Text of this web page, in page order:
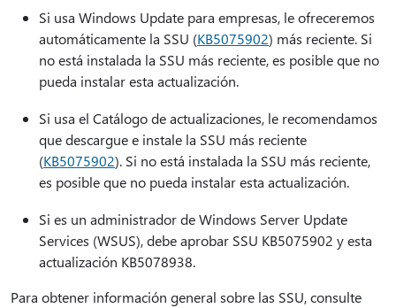
Si usa Windows Update para empresas, le ofreceremos
automáticamente la SSU (KB5075902) más reciente. Si
no está instalada la SSU más reciente, es posible que no
pueda instalar esta actualización.
Si usa el Catálogo de actualizaciones, le recomendamos
que descargue e instale la SSU más reciente
(KB5075902). Si no está instalada la SSU más reciente,
es posible que no pueda instalar esta actualización.
Si es un administrador de Windows Server Update
Services (WSUS), debe aprobar SSU KB5075902 y esta
actualización KB5078938.
Para obtener información general sobre las SSU, consulte